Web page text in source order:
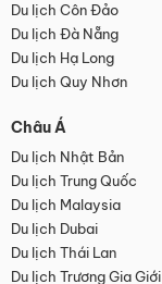
Du lịch Côn Đảo
Du lịch Đà Nẵng
Du lịch Hạ Long
Du lịch Quy Nhơn
Châu Á
Du lịch Nhật Bản
Du lịch Trung Quốc
Du lịch Malaysia
Du lịch Dubai
Du lịch Thái Lan
Du lịch Trương Gia Giới